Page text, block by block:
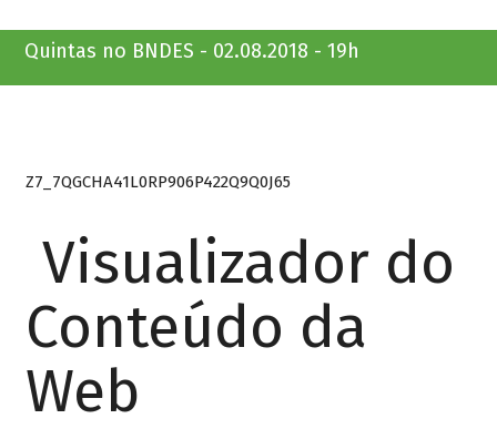
Quintas no BNDES - 02.08.2018 - 19h
Z7_7QGCHA41L0RP906P422Q9Q0J65
Visualizador do
Conteúdo da
Web